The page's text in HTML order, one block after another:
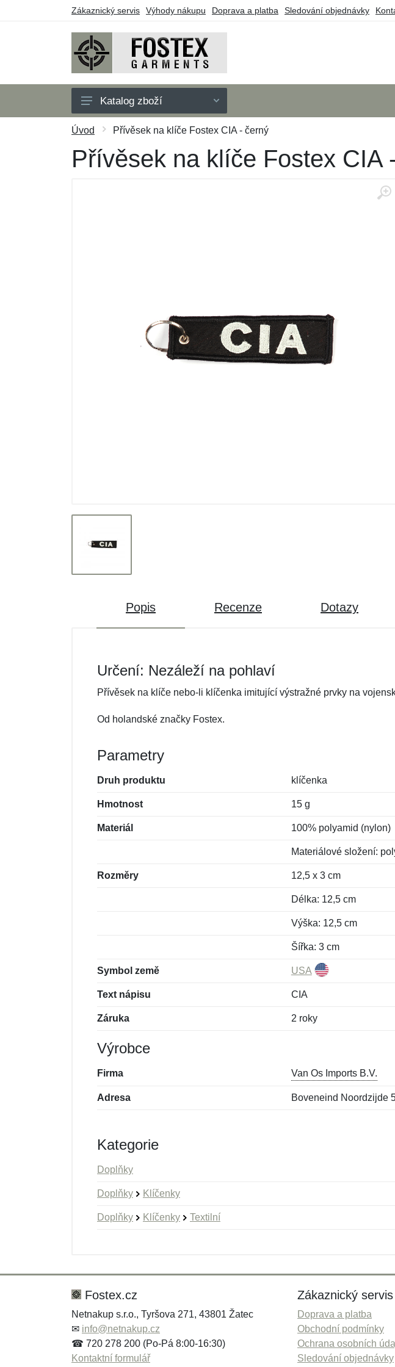
Zákaznický servis Výhody nákupu Doprava a platba Sledování objednávky
Pánské
Dětské
Katalog zboží
Úvod Přívěsek na klíče Fostex CIA - černý
Přívěsek na klíče Fostex CIA
Popis Recenze Dotazy
Určení: Nezáleží na pohlaví
Přívěsek na klíče nebo-li klíčenka imitující výstražné prvky na
Od holandské značky Fostex.
Parametry
Druh produktu klíčenka
Hmotnost 15 g
Materiál 100% polyamid (nylon)
Materiálové složení:
Rozměry 12,5 x 3 cm
Délka: 12,5 cm
Výška: 12,5 cm
Šířka: 3 cm
Symbol země USA
Text nápisu CIA
Záruka 2 roky
Výrobce
Firma Van Os Imports B.V.
Adresa Boveneind Noordzijde
Kategorie
Doplňky
Doplňky Klíčenky
Doplňky Klíčenky Textilní
Zpráva*
Zpráva*
Fostex.cz
Netnakup s.r.o., Tyršova 271, 43801 Žatec
✉ info@netnakup.cz
☎ 720 278 200 (Po-Pá 8:00-16:30)
Kontaktní formulář
Zákaznický servis
Doprava a platba
Obchodní podmínky
Ochrana osobních
Sledování objednávky